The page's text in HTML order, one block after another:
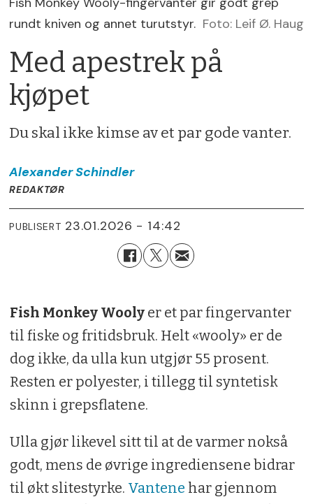
rundt kniven og annet turutstyr. Foto: Leif Ø. Haug
Med apestrek på
kjøpet
Du skal ikke kimse av et par gode vanter.
AlexanderSchindler
REDAKTØR
PUBLISERT 23.01.2026 - 14:42
Fish Monkey Woolyer et par fingervanter
til fiske og fritidsbruk. Helt «wooly» er de
dog ikke, da ulla kun utgjør 55 prosent.
Resten er polyester, i tillegg til syntetisk
skinn i grepsflatene.
Ulla gjør likevel sitt til at de varmer nokså
godt, mens de øvrige ingrediensene bidrar
til økt slitestyrke. Vantene har gjennom